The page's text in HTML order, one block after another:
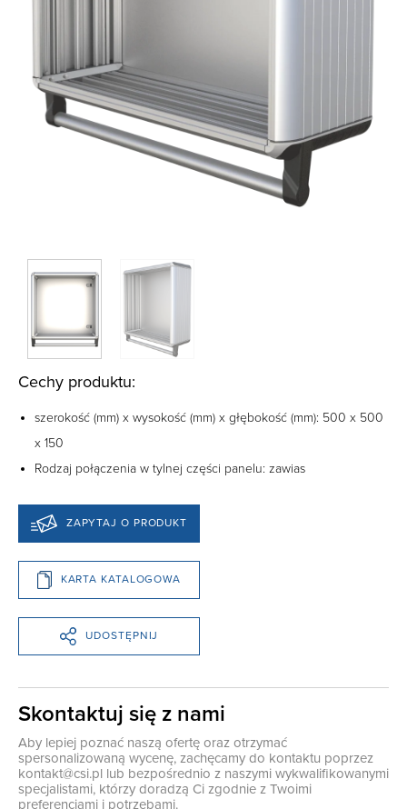
Cechy produktu:
szerokość (mm) x wysokość (mm) x głębokość (mm): 500 x 500
x 150
Rodzaj połączenia w tylnej części panelu: zawias
ZAPYTAJ O PRODUKT
KARTA KATALOGOWA
UDOSTĘPNIJ
Skontaktuj się z nami
Aby lepiej poznać naszą ofertę oraz otrzymać
spersonalizowaną wycenę, zachęcamy do kontaktu poprzez
kontakt@csi.pl lub bezpośrednio z naszymi wykwalifikowanymi
specjalistami, którzy doradzą Ci zgodnie z Twoimi
preferencjami i potrzebami.